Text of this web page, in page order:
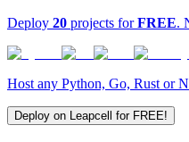
Deploy 20 projects forFREE.
Host any Python, Go, Rust or
Deploy on Leapcell for FREE!